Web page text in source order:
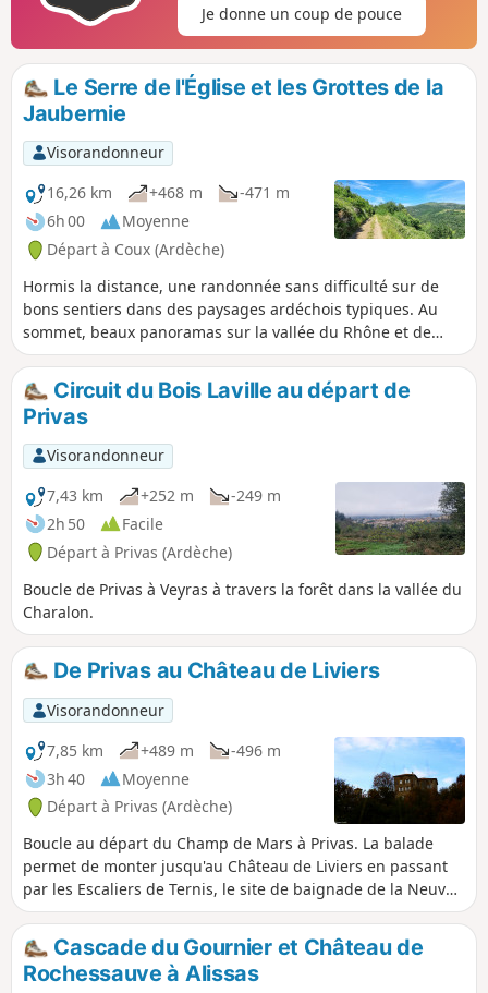
Je donne un coup de pouce
Le Serre de l'Église et les Grottes de la
Jaubernie
Visorandonneur
16,26 km
+468 m
-471 m
6h 00
Moyenne
Départ à Coux (Ardèche)
Hormis la distance, une randonnée sans difficulté sur de
bons sentiers dans des paysages ardéchois typiques. Au
sommet, beaux panoramas sur la vallée du Rhône et de
l'Ouvèze et en fin de balade, la découverte des fameuses
Grottes de la Jaubernie, qui ont servi d'habitations
troglodytes aux protestants chassés de Privas lors des
guerres de religion.
Circuit du Bois Laville au départ de
Privas
Visorandonneur
7,43 km
+252 m
-249 m
2h 50
Facile
Départ à Privas (Ardèche)
Boucle de Privas à Veyras à travers la forêt dans la vallée du
Charalon.
De Privas au Château de Liviers
Visorandonneur
7,85 km
+489 m
-496 m
3h 40
Moyenne
Départ à Privas (Ardèche)
Boucle au départ du Champ de Mars à Privas. La balade
permet de monter jusqu'au Château de Liviers en passant
par les Escaliers de Ternis, le site de baignade de la Neuve
et le hameau de Ladreyt. La descente se fait par un beau
sentier jusqu'au hameau de Villeneuve. On pourra pousser
jusqu'au Rocher de la Sorcière au retour par le Petit
Tournon.
Cascade du Gournier et Château de
Rochessauve à Alissas